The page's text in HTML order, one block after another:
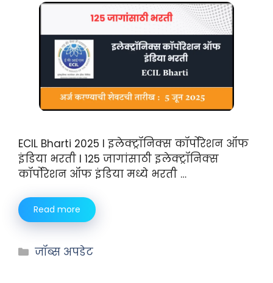
ECIL Bharti 2025 I इलेक्ट्रॉनिक्स कॉर्पोरेशन ऑफ
इंडिया भरती I 125 जागांसाठी इलेक्ट्रॉनिक्स
कॉर्पोरेशन ऑफ इंडिया मध्ये भरती …
Read more
जॉब्स अपडेट